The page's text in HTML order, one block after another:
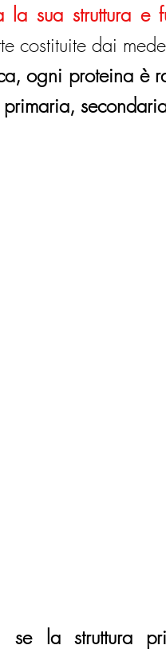
la sua struttura e
costituite dai
ogni proteina è
primaria,
se la struttura